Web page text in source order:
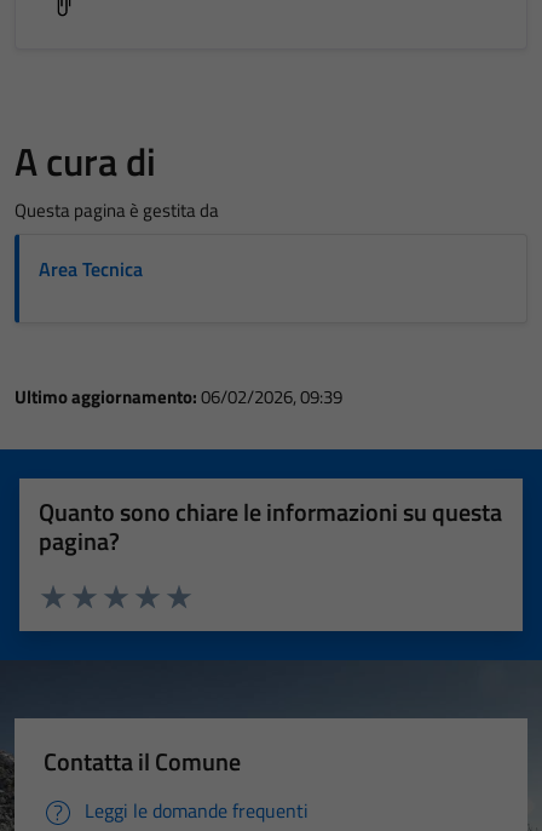
A cura di
Questa pagina è gestita da
Area Tecnica
Ultimo aggiornamento:06/02/2026, 09:39
Quanto sono chiare le informazioni su questa
pagina?
Valuta 5 stelle su 5
Valuta 4 stelle su 5
Valuta 3 stelle su 5
Valuta 2 stelle su 5
Valuta 1 stelle su 5
Contatta il Comune
Leggi le domande frequenti